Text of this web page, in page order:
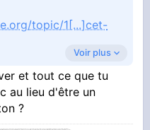
topic/1[...]cet-
une connerie,
presque plus rien
plastique qui lui
Voir plus
et tout ce que tu
au lieu d'être un
?